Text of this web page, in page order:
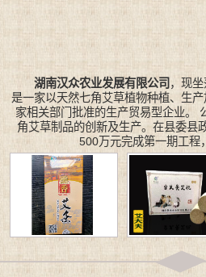
湖南汉众农业发展有限公司 ，现
是一家以天然七角艾草植物种植、生
家相关部门批准的生产贸易型企业。
角艾草制品的创新及生产。在县委县
500万元完成第一期工程